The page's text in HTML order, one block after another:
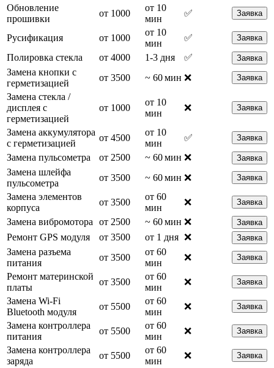
Обновление
прошивки
от 1000
от 10
мин
✅ Заявка
Русификация от 1000
от 10
мин
✅ Заявка
Полировка стекла от 4000 1-3 дня ✅ Заявка
Замена кнопки с
герметизацией
от 3500 ~ 60 мин ❌ Заявка
Замена стекла /
дисплея с
герметизацией
от 1000
от 10
мин
❌ Заявка
Замена аккумулятора
с герметизацией
от 4500
от 10
мин
✅ Заявка
Замена пульсометра от 2500 ~ 60 мин ❌ Заявка
Замена шлейфа
пульсометра
от 3500 ~ 60 мин ❌ Заявка
Замена элементов
корпуса
от 3500
от 60
мин
❌ Заявка
Замена вибромотора от 2500 ~ 60 мин ❌ Заявка
Ремонт GPS модуля от 3500 от 1 дня ❌ Заявка
Замена разъема
питания
от 3500
от 60
мин
❌ Заявка
Ремонт материнской
платы
от 3500
от 60
мин
❌ Заявка
Замена Wi-Fi
Bluetooth модуля
от 5500
от 60
мин
❌ Заявка
Замена контроллера
питания
от 5500
от 60
мин
❌ Заявка
Замена контроллера
заряда
от 5500
от 60
мин
❌ Заявка